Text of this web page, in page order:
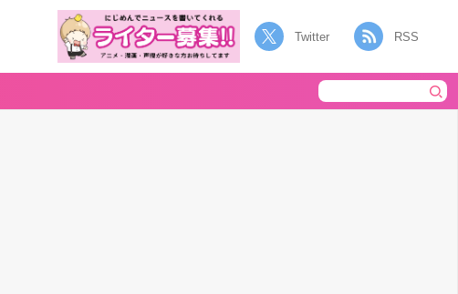
Twitter RSS